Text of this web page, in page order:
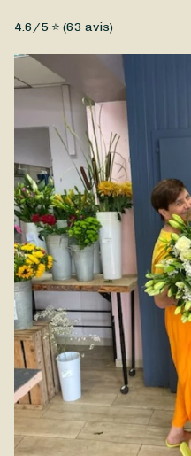
Des fleurs à faire livrer à
ce bouquet et Mfleurs,
une magnifique création en
l'honneur.
4.6/5 ⭐ (63 avis)